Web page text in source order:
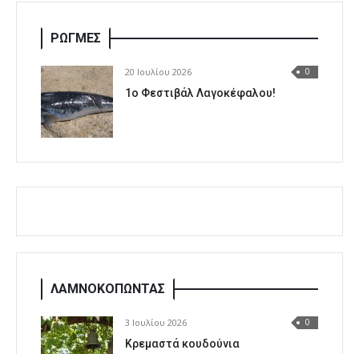
ΡΩΓΜΕΣ
20 Ιουλίου 2026 0
1o Φεστιβάλ Λαγοκέφαλου!
ΛΑΜΝΟΚΟΠΩΝΤΑΣ
3 Ιουλίου 2026 0
Κρεμαστά κουδούνια